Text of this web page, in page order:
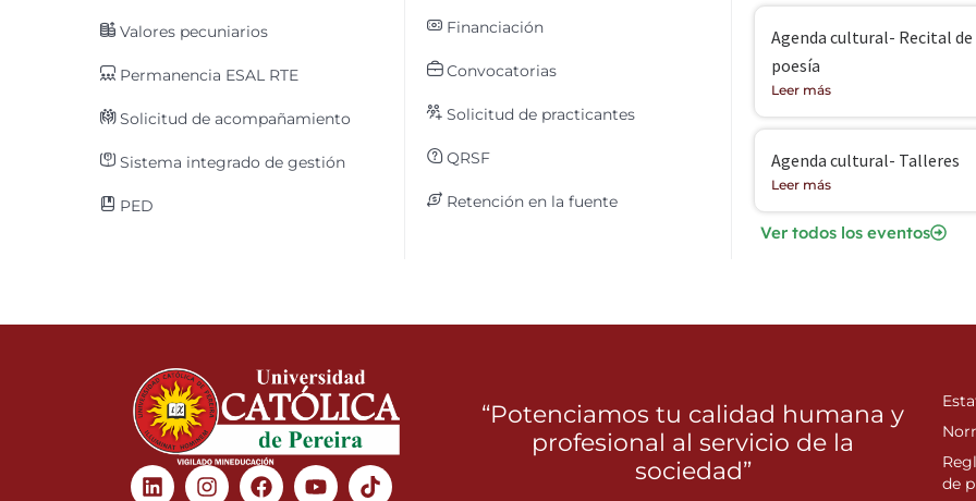
Valores pecuniarios
Permanencia ESAL RTE
Solicitud de acompañamiento
Sistema integrado de gestión
PED
Financiación
Convocatorias
Solicitud de practicantes
QRSF
Retención en la fuente
Agenda cultural- Recital de
poesía
Leer más
Agenda cultural- Talleres
Leer más
Ver todos los eventos
LinkedinInstagram
Facebook
Youtube
“Potenciamos tu calidad humana y
profesional al servicio de la
sociedad”
de